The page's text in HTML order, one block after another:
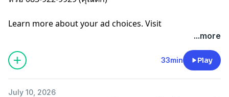
Learn more about your ad choices. Visit
...more
33min Play
July 10, 2026